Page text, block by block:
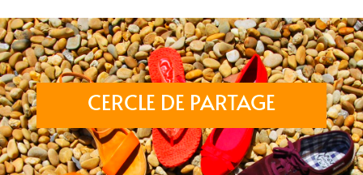
CERCLE DE PARTAGE